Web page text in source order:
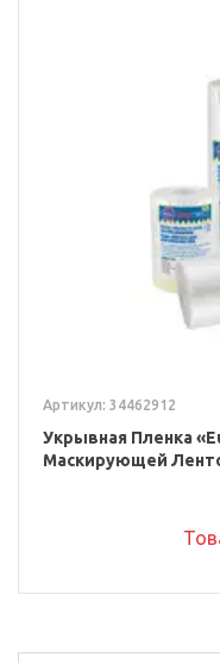
Артикул: 34462912
Укрывная Пленка
Маскирующей